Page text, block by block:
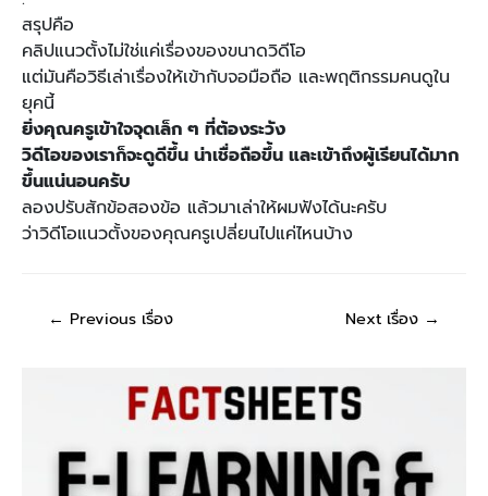
สรุปคือ
คลิปแนวตั้งไม่ใช่แค่เรื่องของขนาดวิดีโอ
แต่มันคือวิธีเล่าเรื่องให้เข้ากับจอมือถือ และพฤติกรรมคนดูใน
ยุคนี้
ยิ่งคุณครูเข้าใจจุดเล็ก ๆ ที่ต้องระวัง
วิดีโอของเราก็จะดูดีขึ้น น่าเชื่อถือขึ้น และเข้าถึงผู้เรียนได้มาก
ขึ้นแน่นอนครับ
ลองปรับสักข้อสองข้อ แล้วมาเล่าให้ผมฟังได้นะครับ
ว่าวิดีโอแนวตั้งของคุณครูเปลี่ยนไปแค่ไหนบ้าง
← Previous เรื่อง Next เรื่อง →